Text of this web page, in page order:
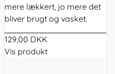
mere lækkert, jo mere det
bliver brugt og vasket.
129,00 DKK
Vis produkt